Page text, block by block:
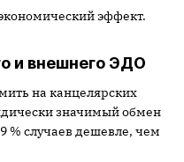
эффект.
и внешнего ЭДО
на канцелярских
значимый обмен
% случаев дешевле, чем